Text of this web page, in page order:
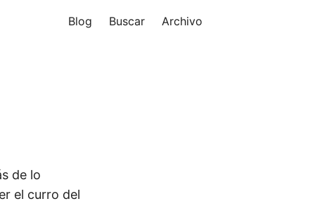
Blog Buscar Archivo
de lo
el curro del